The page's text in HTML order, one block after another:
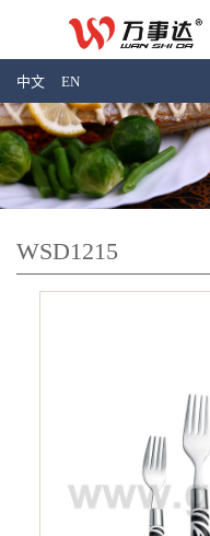
中文 EN
WSD1215